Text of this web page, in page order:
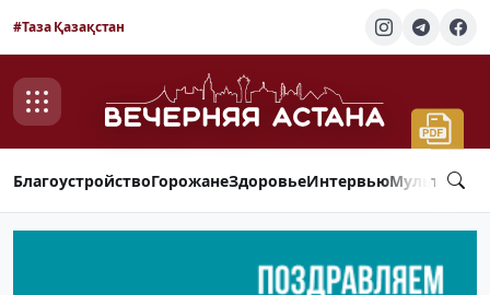
#Таза Қазақстан
БлагоустройствоГорожанеЗдоровьеИнтервью